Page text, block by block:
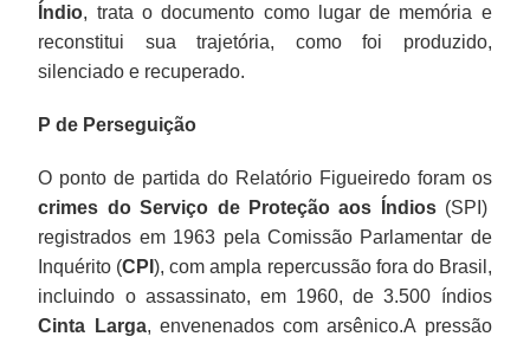
Índio, trata o documento como lugar de memória e
reconstitui sua trajetória, como foi produzido,
silenciado e recuperado.
P de Perseguição
O ponto de partida do Relatório Figueiredo foram os
crimes do Serviço de Proteção aos Índios(SPI)
registrados em 1963 pela Comissão Parlamentar de
Inquérito (CPI), com ampla repercussão fora do Brasil,
incluindo o assassinato, em 1960, de 3.500 índios
Cinta Larga, envenenados com arsênico.A pressão